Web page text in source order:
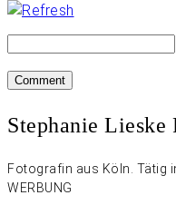
Stephanie Lieske
Fotografin aus Köln. Tätig
WERBUNG